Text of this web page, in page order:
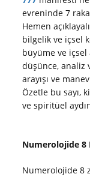
evreninde 7
Hemen
bilgelik ve içsel
büyüme ve içsel
düşünce, analiz
arayışı ve
Özetle bu sayı,
ve spiritüel
Numerolojide 8
Numerolojide 8